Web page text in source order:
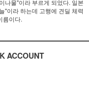
나물"이라 부르게 되었다. 일본
"이라 하는데 고행에 견딜 체력
름이다.
ACCOUNT